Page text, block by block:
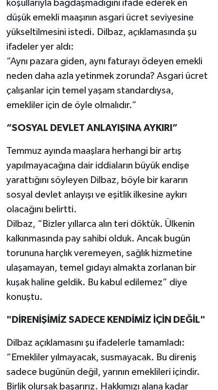
koşullarıyla bağdaşmadığını ifade ederek en
düşük emekli maaşının asgari ücret seviyesine
yükseltilmesini istedi. Dilbaz, açıklamasında şu
ifadeler yer aldı:
“Aynı pazara giden, aynı faturayı ödeyen emekli
neden daha azla yetinmek zorunda? Asgari ücret
çalışanlar için temel yaşam standardıysa,
emekliler için de öyle olmalıdır.”
“SOSYAL DEVLET ANLAYIŞINA AYKIRI”
Temmuz ayında maaşlara herhangi bir artış
yapılmayacağına dair iddiaların büyük endişe
yarattığını söyleyen Dilbaz, böyle bir kararın
sosyal devlet anlayışı ve eşitlik ilkesine aykırı
olacağını belirtti.
Dilbaz, “Bizler yıllarca alın teri döktük. Ülkenin
kalkınmasında pay sahibi olduk. Ancak bugün
torununa harçlık veremeyen, sağlık hizmetine
ulaşamayan, temel gıdayı almakta zorlanan bir
kuşak haline geldik. Bu kabul edilemez” diye
konuştu.
"DİRENİŞİMİZ SADECE KENDİMİZ İÇİN DEĞİL"
Dilbaz açıklamasını şu ifadelerle tamamladı:
“Emekliler yılmayacak, susmayacak. Bu direniş
sadece bugünün değil, yarının emeklileri içindir.
Birlik olursak başarırız. Hakkımızı alana kadar